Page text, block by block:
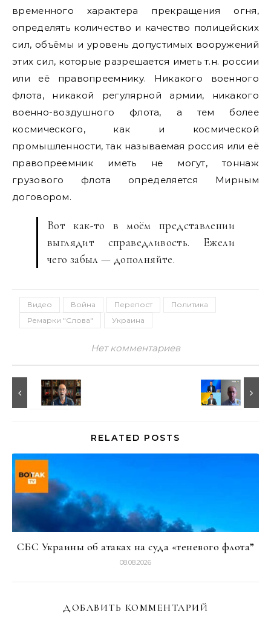
временного характера прекращения огня,
определять количество и качество полицейских
сил, объёмы и уровень допустимых вооружений
этих сил, которые разрешается иметь т.н. россии
или её правопреемнику. Никакого военного
флота, никакой регулярной армии, никакого
военно-воздушного флота, а тем более
космического, как и космической
промышленности, так называемая россия или её
правопреемник иметь не могут, тоннаж
грузового флота определяется Мирным
договором.
Вот как-то в моём представлении
выглядит справедливость. Ежели
чего забыл — дополняйте.
Видео Война Перепост
Политика
Ремарки "Слова"
Украина
Нет комментариев
RELATED POSTS
СБС Украины об атаках на суда «теневого флота”
08.08.2026
ДОБАВИТЬ КОММЕНТАРИЙ